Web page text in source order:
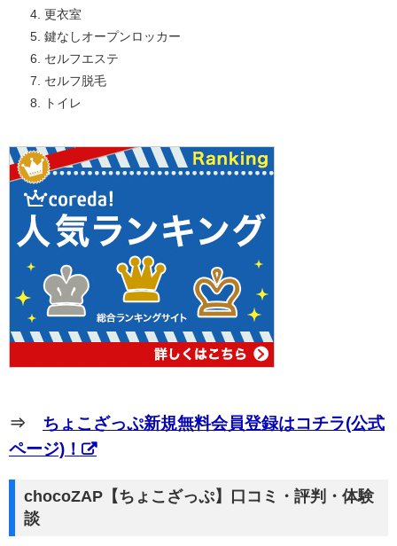
更衣室
鍵なしオープンロッカー
セルフエステ
セルフ脱毛
トイレ
⇒ ちょこざっぷ新規無料会員登録はコチラ(公式
ページ)！
chocoZAP【ちょこざっぷ】口コミ・評判・体験
談